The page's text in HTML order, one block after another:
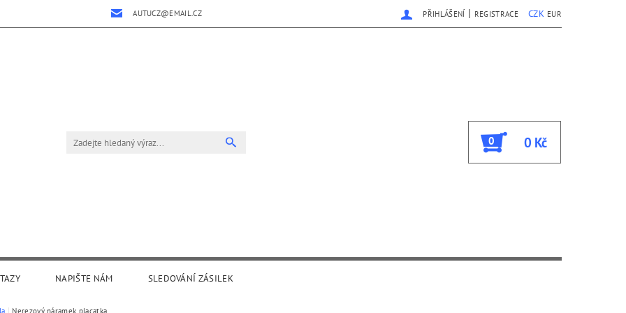
AUTUCZ@EMAIL.CZ CZK EUR
PŘIHLÁŠENÍ | REGISTRACE
0 0 Kč
NAPIŠTE NÁM SLEDOVÁNÍ ZÁSILEK